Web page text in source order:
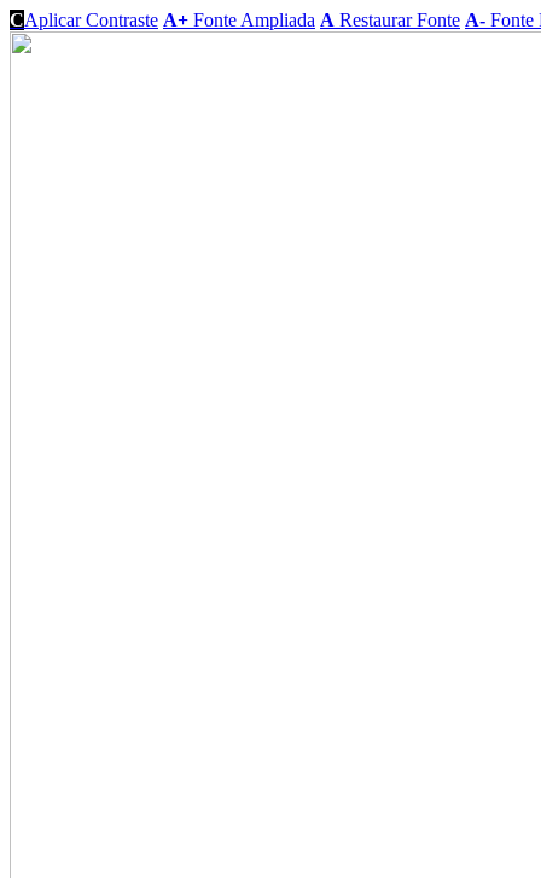
CAplicar Contraste A+ Fonte Ampliada A Restaurar Fonte A- Fonte